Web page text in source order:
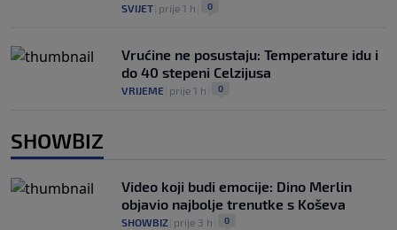
SVIJET prije 1 h 0
Vrućine ne posustaju: Temperature idu i
do 40 stepeni Celzijusa
VRIJEME prije 1 h 0
SHOWBIZ
Video koji budi emocije: Dino Merlin
objavio najbolje trenutke s Koševa
SHOWBIZ prije 3 h 0